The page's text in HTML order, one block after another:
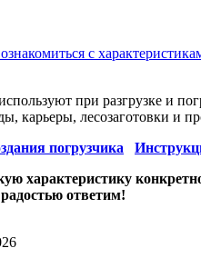
с
при разгрузке и
карьеры, лесозаготовки и
погрузчика
характеристику
ответим!